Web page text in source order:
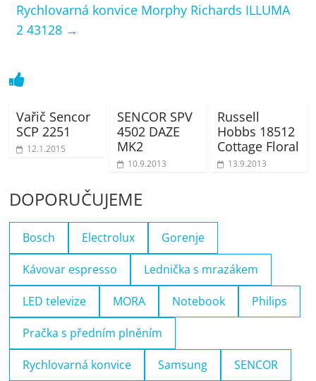
Rychlovarná konvice Morphy Richards ILLUMA
2 43128 →
Vařič Sencor
SCP 2251
12.1.2015
SENCOR SPV
4502 DAZE
MK2
10.9.2013
Russell
Hobbs 18512
Cottage Floral
13.9.2013
DOPORUČUJEME
Bosch Electrolux Gorenje
Kávovar espresso Lednička s mrazákem
LED televize MORA Notebook Philips
Pračka s předním plněním
Rychlovarná konvice Samsung SENCOR